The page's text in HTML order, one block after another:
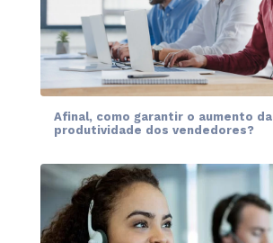
Afinal, como garantir o aumento da
produtividade dos vendedores?